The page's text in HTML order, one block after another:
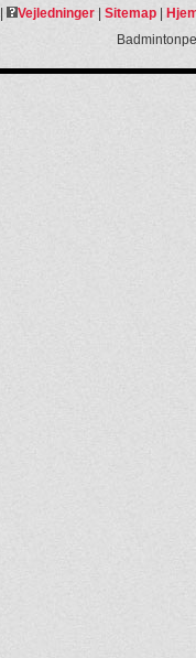
Vejledninger| Sitemap|